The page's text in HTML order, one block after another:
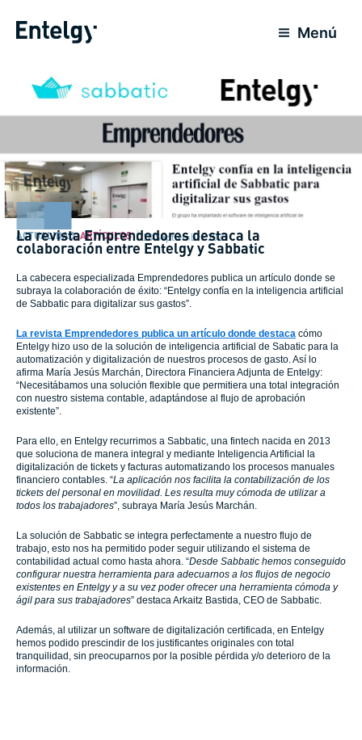
Menú
ACTUALIDAD,ARTÍCULOS 28 Septiembre 2023
La revista Emprendedores destaca la
colaboración entre Entelgy y Sabbatic
La cabecera especializada Emprendedores publica un artículo donde se
subraya la colaboración de éxito: “Entelgy confía en la inteligencia artificial
de Sabbatic para digitalizar sus gastos”.
La revista Emprendedores publica un artículo donde destaca cómo
Entelgy hizo uso de la solución de inteligencia artificial de Sabatic para la
automatización y digitalización de nuestros procesos de gasto. Así lo
afirma María Jesús Marchán, Directora Financiera Adjunta de Entelgy:
“Necesitábamos una solución flexible que permitiera una total integración
con nuestro sistema contable, adaptándose al flujo de aprobación
existente”.
Para ello, en Entelgy recurrimos a Sabbatic, una fintech nacida en 2013
que soluciona de manera integral y mediante Inteligencia Artificial la
digitalización de tickets y facturas automatizando los procesos manuales
financiero contables. “La aplicación nos facilita la contabilización de los
tickets del personal en movilidad. Les resulta muy cómoda de utilizar a
todos los trabajadores”, subraya María Jesús Marchán.
La solución de Sabbatic se integra perfectamente a nuestro flujo de
trabajo, esto nos ha permitido poder seguir utilizando el sistema de
contabilidad actual como hasta ahora. “Desde Sabbatic hemos conseguido
configurar nuestra herramienta para adecuarnos a los flujos de negocio
existentes en Entelgy y a su vez poder ofrecer una herramienta cómoda y
ágil para sus trabajadores” destaca Arkaitz Bastida, CEO de Sabbatic.
Además, al utilizar un software de digitalización certificada, en Entelgy
hemos podido prescindir de los justificantes originales con total
tranquilidad, sin preocuparnos por la posible pérdida y/o deterioro de la
información.